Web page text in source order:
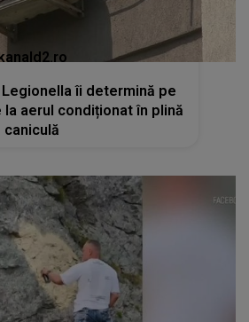
îi determină pe
la aerul condiționat în plină
caniculă